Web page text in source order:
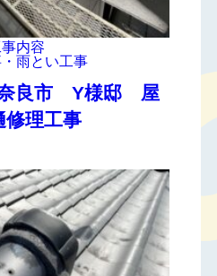
内容
雨とい工事
良市 Y様邸 屋
修理工事